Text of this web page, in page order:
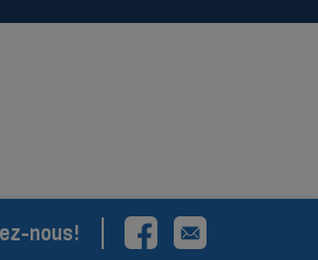
nous!